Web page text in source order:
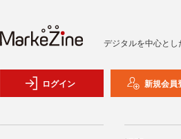
デジタルを中心とし
ログイン 新規会員